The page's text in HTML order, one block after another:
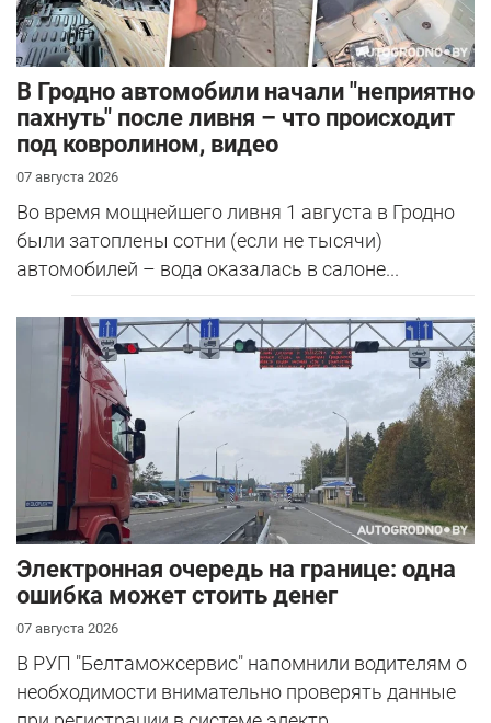
В Гродно автомобили начали "неприятно
пахнуть" после ливня – что происходит
под ковролином, видео
07 августа 2026
Во время мощнейшего ливня 1 августа в Гродно
были затоплены сотни (если не тысячи)
автомобилей – вода оказалась в салоне...
Электронная очередь на границе: одна
ошибка может стоить денег
07 августа 2026
В РУП "Белтаможсервис" напомнили водителям о
необходимости внимательно проверять данные